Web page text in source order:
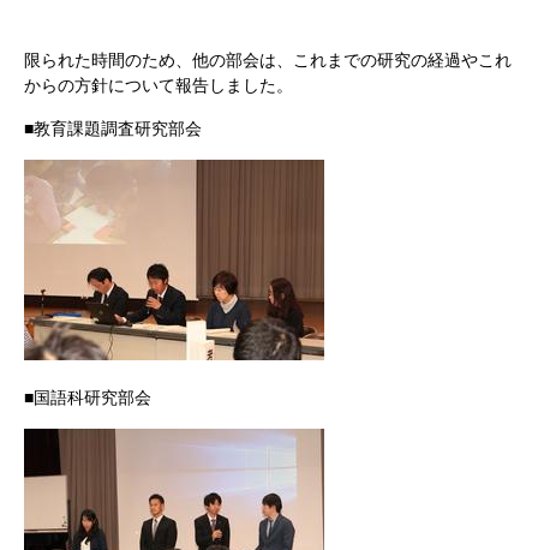
限られた時間のため、他の部会は、これまでの研究の経過やこれ
からの方針について報告しました。
■教育課題調査研究部会
■国語科研究部会